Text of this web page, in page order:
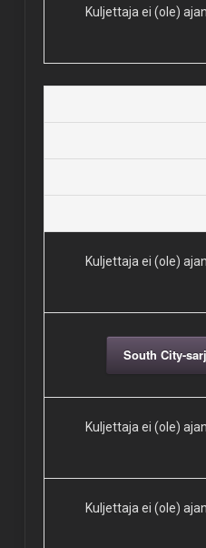
Kuljettaja ei (ole)
Kuljettaja ei (ole)
South City-
Kuljettaja ei (ole)
Kuljettaja ei (ole)